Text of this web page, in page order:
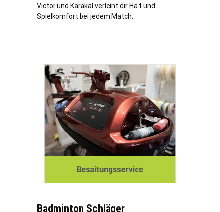
Victor und Karakal verleiht dir Halt und
Spielkomfort bei jedem Match.
Badminton Schläger